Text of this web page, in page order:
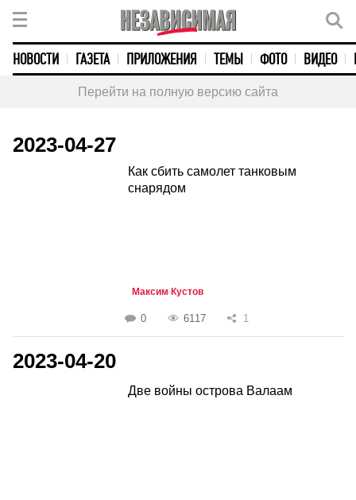
НОВОСТИ ГАЗЕТА ПРИЛОЖЕНИЯ ТЕМЫ ФОТО ВИДЕО
Перейти на полную версию сайта
2023-04-27
Как сбить самолет танковым
снарядом
Максим Кустов
0 6117 1
2023-04-20
Две войны острова Валаам